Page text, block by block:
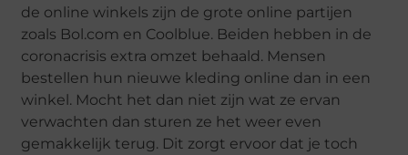
de online winkels zijn de grote online partijen
zoals Bol.com en Coolblue. Beiden hebben in de
coronacrisis extra omzet behaald. Mensen
bestellen hun nieuwe kleding online dan in een
winkel. Mocht het dan niet zijn wat ze ervan
verwachten dan sturen ze het weer even
gemakkelijk terug. Dit zorgt ervoor dat je toch